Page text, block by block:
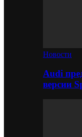
Новости
Audi
версии